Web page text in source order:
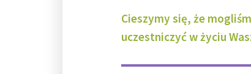
Cieszymy się, że
uczestniczyć w życiu